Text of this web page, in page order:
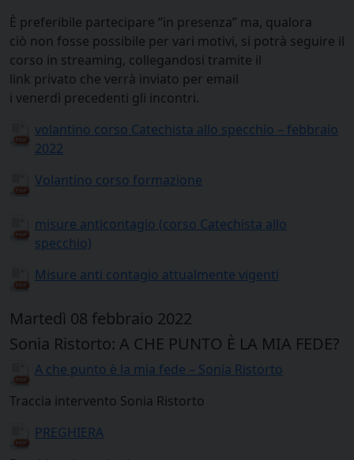
È preferibile partecipare “in presenza” ma, qualora
ciò non fosse possibile per vari motivi, si potrà seguire il
corso in streaming, collegandosi tramite il
link privato che verrà inviato per email
i venerdì precedenti gli incontri.
volantino corso Catechista allo specchio – febbraio
2022
Volantino corso formazione
misure anticontagio (corso Catechista allo
specchio)
Misure anti contagio attualmente vigenti
Martedì 08 febbraio 2022
Sonia Ristorto: A CHE PUNTO È LA MIA FEDE?
A che punto è la mia fede – Sonia Ristorto
Traccia intervento Sonia Ristorto
PREGHIERA